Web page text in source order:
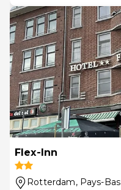
Flex-Inn
Rotterdam, Pays-Bas